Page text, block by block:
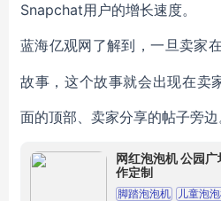
Snapchat用户的增长速度。
蓝海亿观网了解到，一旦卖家在
故事，这个故事就会出现在卖
面的顶部、卖家分享的帖子旁边
网红泡泡机 公园
作定制
脚踏泡泡机
儿童泡